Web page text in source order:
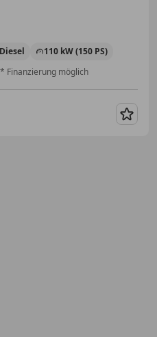
Diesel
110 kW (150 PS)
Finanzierung möglich